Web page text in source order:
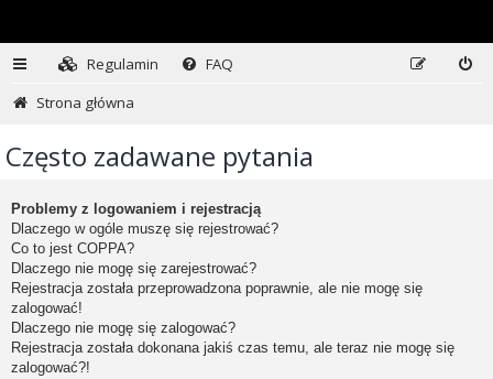
Regulamin
FAQ
Strona główna
Często zadawane pytania
Problemy z logowaniem i rejestracją
Dlaczego w ogóle muszę się rejestrować?
Co to jest COPPA?
Dlaczego nie mogę się zarejestrować?
Rejestracja została przeprowadzona poprawnie, ale nie mogę się
zalogować!
Dlaczego nie mogę się zalogować?
Rejestracja została dokonana jakiś czas temu, ale teraz nie mogę się
zalogować?!